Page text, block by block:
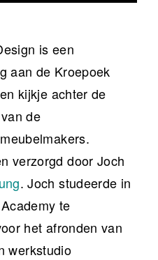
is een
aan de Kroepoek
kijkje achter de
de
verzorgd door Joch
. Joch studeerde in
te
het afronden van
werkstudio